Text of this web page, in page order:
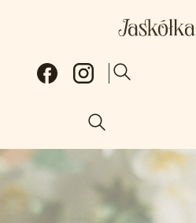
Otwórz
Otwórz wyszukiwarkę